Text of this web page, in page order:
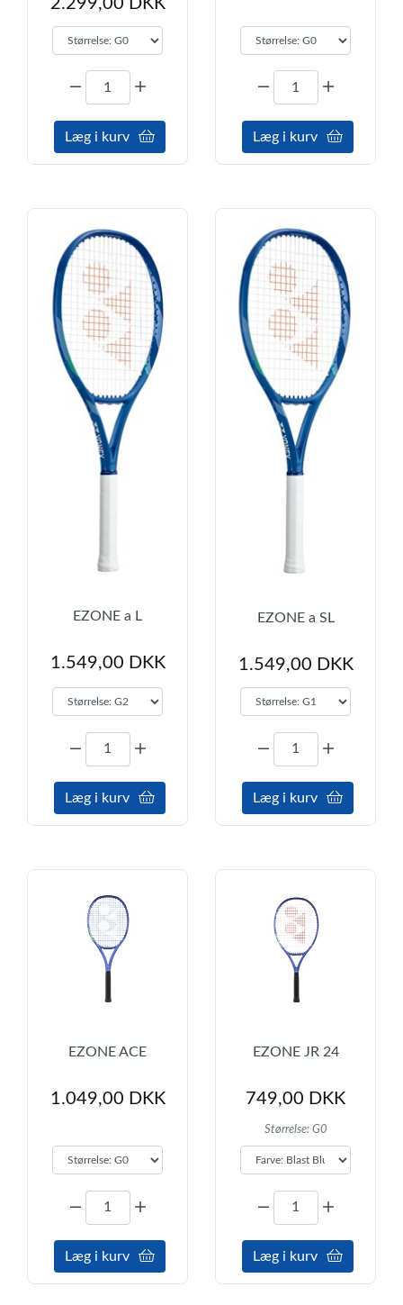
Læg i kurv Læg i kurv
EZONE a L
1.549,00 DKK
Læg i kurv
EZONE a SL
1.549,00 DKK
Læg i kurv
EZONE ACE
1.049,00 DKK
Læg i kurv
EZONE JR 24
749,00 DKK
Størrelse: G0
Læg i kurv